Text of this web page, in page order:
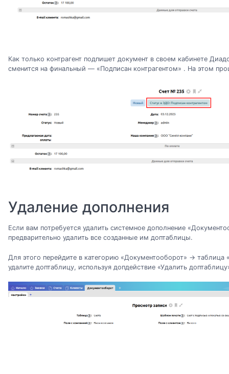
Как только контрагент подпишет документ в своем кабинете
сменится на финальный — «Подписан контрагентом» . На этом
Удаление дополнения
Если вам потребуется удалить системное дополнение
предварительно удалить все созданные им доптаблицы.
Для этого перейдите в категорию «Документооборот» → таблица
удалите доптаблицу, используя допдействие «Удалить